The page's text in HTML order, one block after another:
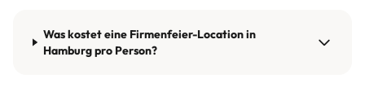
Was kostet eine Firmenfeier-Location in
Hamburg pro Person?